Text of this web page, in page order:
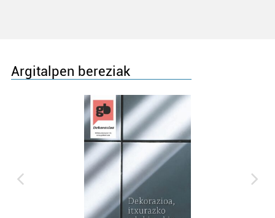
Argitalpen bereziak